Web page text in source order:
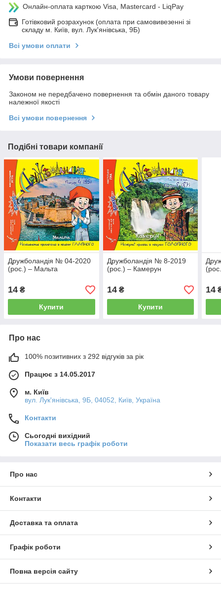
Онлайн-оплата карткою Visa, Mastercard - LiqPay
Готівковий розрахунок (оплата при самовивезенні зі
складу м. Київ, вул. Лук'янівська, 9Б)
Всі умови оплати
Умови повернення
Законом не передбачено повернення та обмін даного товару
належної якості
Всі умови повернення
Подібні товари компанії
Дружболандія № 04-2020
(рос.) – Мальта
14 ₴
Купити
Дружболандія № 8-2019
(рос.) – Камерун
14₴
Купити
14
Про нас
100% позитивних з 292 відгуків за рік
Працює з 14.05.2017
м. Київ
вул. Лук'янівська, 9Б, 04052, Київ, Україна
Контакти
Сьогодні вихідний
Показати весь графік роботи
Про нас
Контакти
Доставка та оплата
Графік роботи
Повна версія сайту